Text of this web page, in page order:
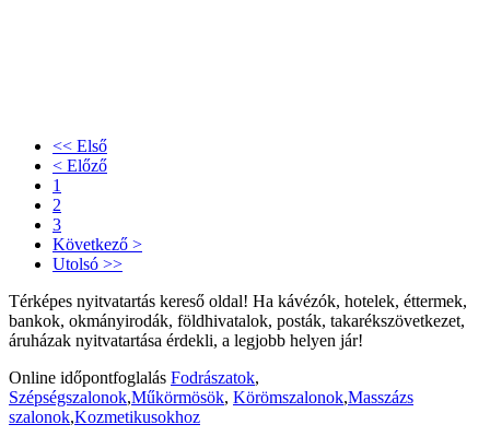
<< Első
< Előző
1
2
3
Következő >
Utolsó >>
Térképes nyitvatartás kereső oldal! Ha kávézók, hotelek, éttermek,
bankok, okmányirodák, földhivatalok, posták, takarékszövetkezet,
áruházak nyitvatartása érdekli, a legjobb helyen jár!
Online időpontfoglalás Fodrászatok,
Szépségszalonok,Műkörmösök, Körömszalonok,Masszázs
szalonok,Kozmetikusokhoz